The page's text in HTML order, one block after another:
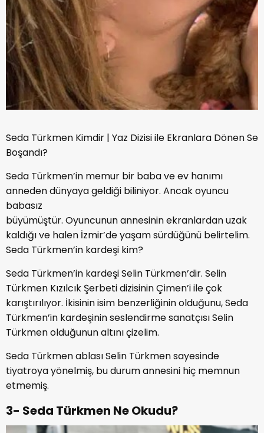
Seda Türkmen Kimdir | Yaz Dizisi ile Ekranlara Dönen
Boşandı?
Seda Türkmen’in memur bir baba ve ev hanımı
anneden dünyaya geldiği biliniyor. Ancak oyuncu
babasız
büyümüştür. Oyuncunun annesinin ekranlardan uzak
kaldığı ve halen İzmir’de yaşam sürdüğünü belirtelim.
Seda Türkmen’in kardeşi kim?
Seda Türkmen’in kardeşi Selin Türkmen’dir. Selin
Türkmen Kızılcık Şerbeti dizisinin Çimen’i ile çok
karıştırılıyor. İkisinin isim benzerliğinin olduğunu, Seda
Türkmen’in kardeşinin seslendirme sanatçısı Selin
Türkmen olduğunun altını çizelim.
Seda Türkmen ablası Selin Türkmen sayesinde
tiyatroya yönelmiş, bu durum annesini hiç memnun
etmemiş.
3- Seda Türkmen Ne Okudu?